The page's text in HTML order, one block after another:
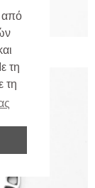
από
τη
τη